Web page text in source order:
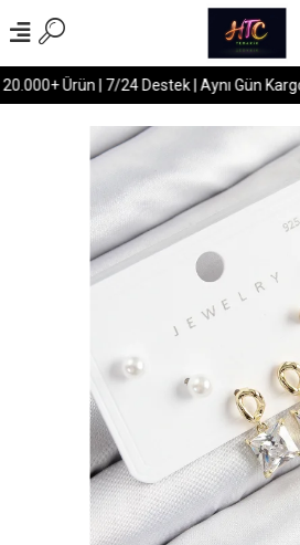
Ürün | 7/24 Destek | Aynı Gün Kargo